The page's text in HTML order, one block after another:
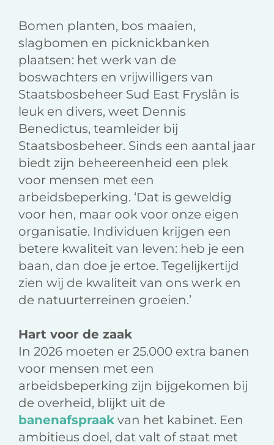
Bomen planten, bos maaien,
slagbomen en picknickbanken
plaatsen: het werk van de
boswachters en vrijwilligers van
Staatsbosbeheer Sud East Fryslân is
leuk en divers, weet Dennis
Benedictus, teamleider bij
Staatsbosbeheer. Sinds een aantal jaar
biedt zijn beheereenheid een plek
voor mensen met een
arbeidsbeperking. ‘Dat is geweldig
voor hen, maar ook voor onze eigen
organisatie. Individuen krijgen een
betere kwaliteit van leven: heb je een
baan, dan doe je ertoe. Tegelijkertijd
zien wij de kwaliteit van ons werk en
de natuurterreinen groeien.’
Hart voor de zaak
In 2026 moeten er 25.000 extra banen
voor mensen met een
arbeidsbeperking zijn bijgekomen bij
de overheid, blijkt uit de
banenafspraak van het kabinet. Een
ambitieus doel, dat valt of staat met